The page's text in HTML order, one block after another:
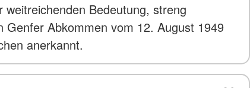
Bedeutung, streng
Abkommen vom 12. August 1949
anerkannt.